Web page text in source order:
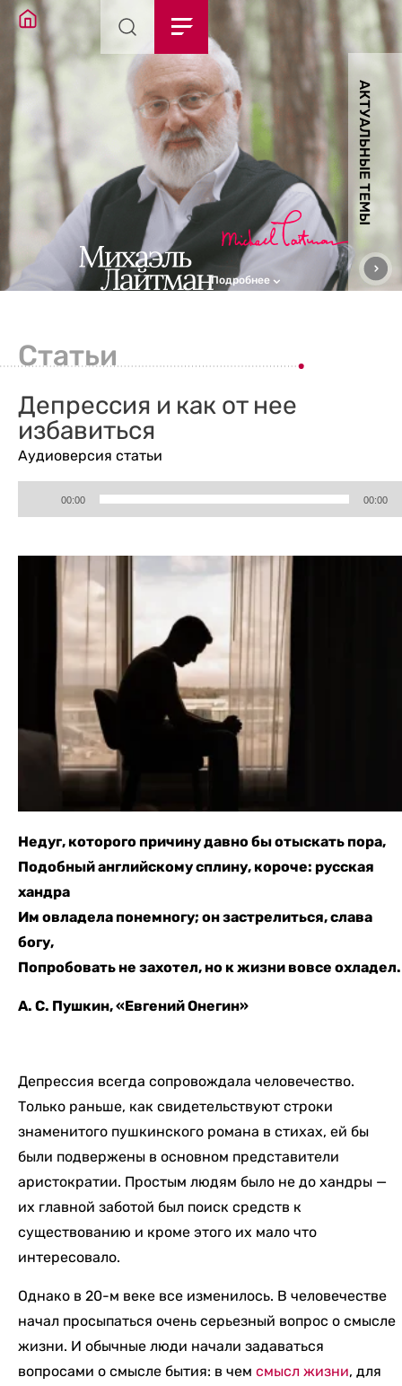
АКТУАЛЬНЫЕ ТЕМЫ
Подробнее
Статьи
Депрессия и как от нее
избавиться
Аудиоверсия статьи
Аудиоплеер
00:00 00:00
Недуг, которого причину давно бы отыскать пора,
Подобный английскому сплину, короче: русская
хандра
Им овладела понемногу; он застрелиться, слава
богу,
Попробовать не захотел, но к жизни вовсе охладел.
А. С. Пушкин, «Евгений Онегин»
Депрессия всегда сопровождала человечество.
Только раньше, как свидетельствуют строки
знаменитого пушкинского романа в стихах, ей бы
были подвержены в основном представители
аристократии. Простым людям было не до хандры —
их главной заботой был поиск средств к
существованию и кроме этого их мало что
интересовало.
Однако в 20-м веке все изменилось. В человечестве
начал просыпаться очень серьезный вопрос о смысле
жизни. И обычные люди начали задаваться
вопросами о смысле бытия: в чем смысл жизни, для